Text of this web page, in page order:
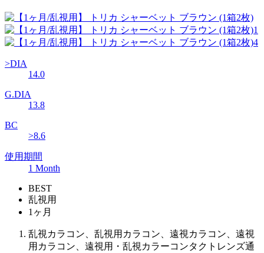
>DIA
14.0
G.DIA
13.8
BC
>8.6
使用期間
1 Month
BEST
乱視用
1ヶ月
乱視カラコン、乱視用カラコン、遠視カラコン、遠視
用カラコン、遠視用・乱視カラーコンタクトレンズ通